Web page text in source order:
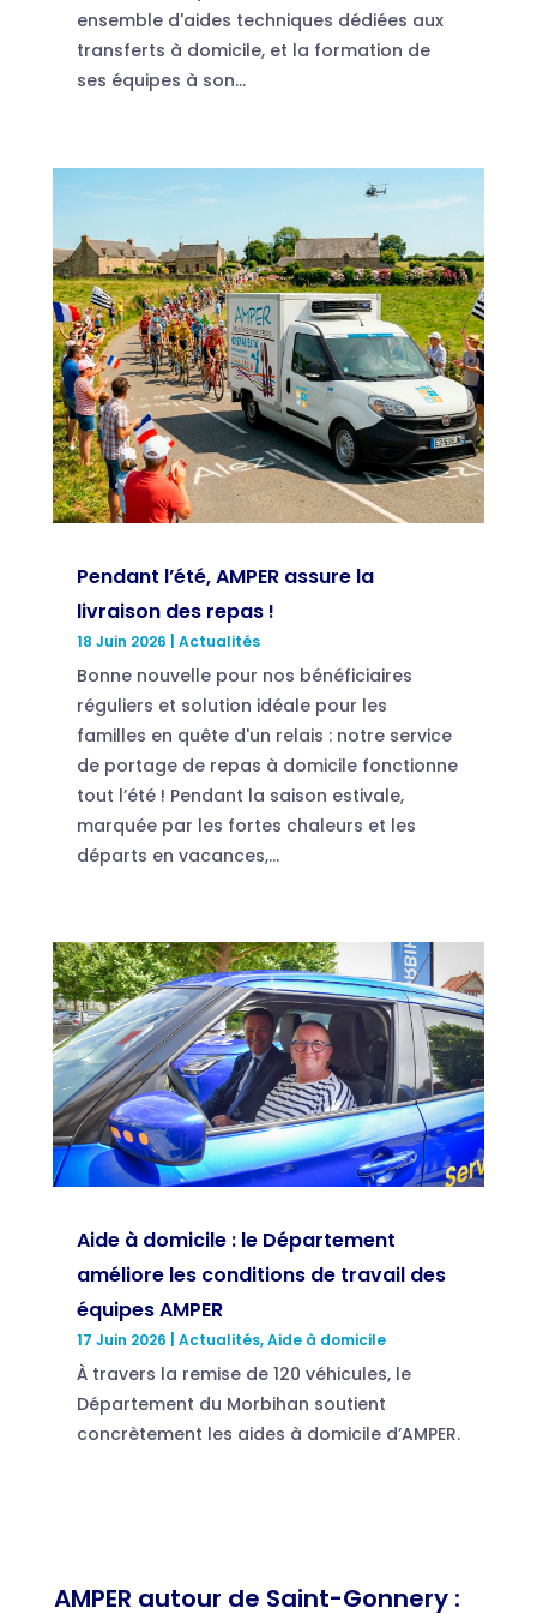
ensemble d'aides techniques dédiées aux
transferts à domicile, et la formation de
ses équipes à son...
Pendant l’été, AMPER assure la
livraison des repas !
18 Juin 2026 Actualités
Bonne nouvelle pour nos bénéficiaires
réguliers et solution idéale pour les
familles en quête d'un relais : notre service
de portage de repas à domicile fonctionne
tout l’été ! Pendant la saison estivale,
marquée par les fortes chaleurs et les
départs en vacances,...
Aide à domicile : le Département
améliore les conditions de travail des
équipes AMPER
17 Juin 2026 Actualités,Aide à domicile
À travers la remise de 120 véhicules, le
Département du Morbihan soutient
concrètement les aides à domicile d’AMPER.
AMPER autour de Saint-Gonnery :